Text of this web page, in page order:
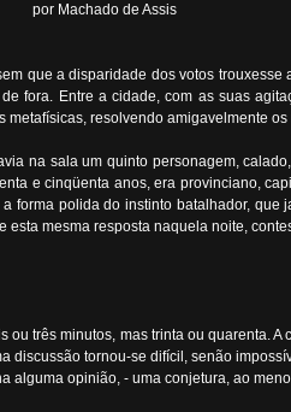
por Machado de Assis
que a disparidade dos votos
fora. Entre a cidade, com as suas
resolvendo amigavelmente
na sala um quinto personagem,
e cinqüenta anos, era provinciano,
polida do instinto batalhador,
mesma resposta naquela noite,
três minutos, mas trinta ou quarenta.
tornou-se difícil, senão
alguma opinião, - uma conjetura, ao